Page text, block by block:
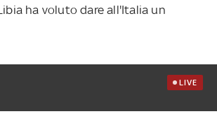
ha voluto dare all'Italia un
LIVE